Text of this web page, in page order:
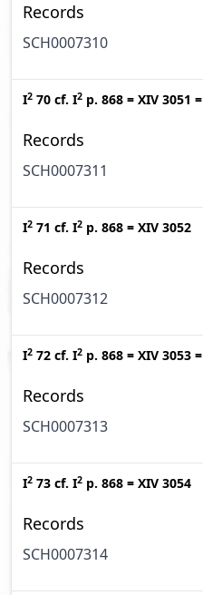
Records
SCH0007310
I2 70 cf. I2 p. 868 = XIV 3051 =
Records
SCH0007311
I2 71 cf. I2 p. 868 = XIV 3052
Records
SCH0007312
I2 72 cf. I2 p. 868 = XIV 3053 =
Records
SCH0007313
I2 73 cf. I2 p. 868 = XIV 3054
Records
SCH0007314